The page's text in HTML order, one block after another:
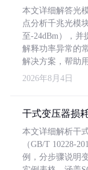
本文详细解答光
点分析千兆光模
至-24dBm），
解释功率异常的
解决方案，帮助
2026年8月4日
干式变压器损
本文详细解析干
（GB/T 10228-
例，分步骤说明